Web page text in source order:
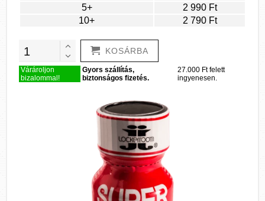
5+
2 990 Ft
10+
2 790 Ft
KOSÁRBA
Várároljon
bizalommal!
Gyors szállítás,
biztonságos fizetés.
27.000 Ft felett
ingyenesen.